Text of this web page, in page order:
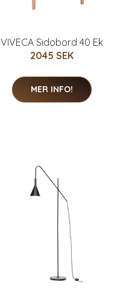
VIVECA Sidobord 40 Ek
2045 SEK
MER INFO!